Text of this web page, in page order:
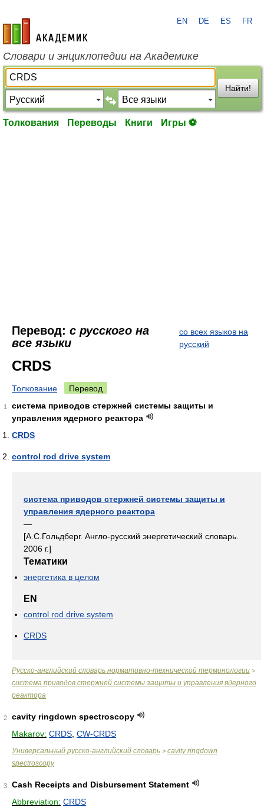
academic.ru
EN DE ES FR
Словари и энциклопедии на Академике
Найти!
Толкования Переводы Книги Игры ⚽
Перевод: с русского на
все языки
со всех языков на
русский
CRDS
Толкование Перевод
1
система приводов стержней системы защиты и
управления ядерного реактора
CRDS
control rod drive system
система приводов стержней системы защиты и
управления ядерного реактора
—
[А.С.Гольдберг. Англо-русский энергетический словарь.
2006 г.]
Тематики
энергетика в целом
EN
control rod drive system
CRDS
Русско-английский словарь нормативно-технической терминологии >
система приводов стержней системы защиты и управления ядерного
реактора
2
cavity ringdown spectroscopy
Makarov: CRDS CW-CRDS
Универсальный русско-английский словарь > cavity ringdown
spectroscopy
3
Cash Receipts and Disbursement Statement
Abbreviation: CRDS